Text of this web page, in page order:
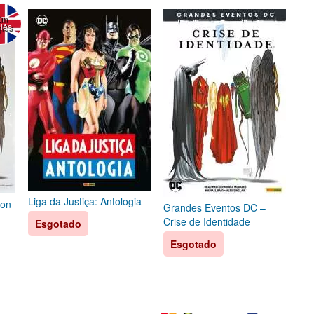
Liga da Justiça: Antologia
Esgotado
Grandes Eventos DC –
Crise de Identidade
Esgotado